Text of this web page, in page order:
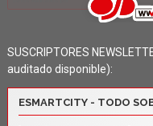
SUSCRIPTORES
auditado disponible):